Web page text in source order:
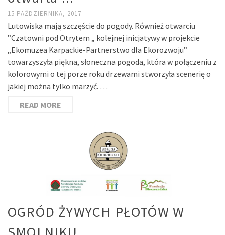
15 PAŹDZIERNIKA, 2017
Lutowiska mają szczęście do pogody. Również otwarciu
”Czatowni pod Otrytem „ kolejnej inicjatywy w projekcie
„Ekomuzea Karpackie-Partnerstwo dla Ekorozwoju”
towarzyszyła piękna, słoneczna pogoda, która w połączeniu z
kolorowymi o tej porze roku drzewami stworzyła scenerię o
jakiej można tylko marzyć. …
READ MORE
OGRÓD ŻYWYCH PŁOTÓW W